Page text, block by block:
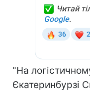
"На
Єкатеринбурзі